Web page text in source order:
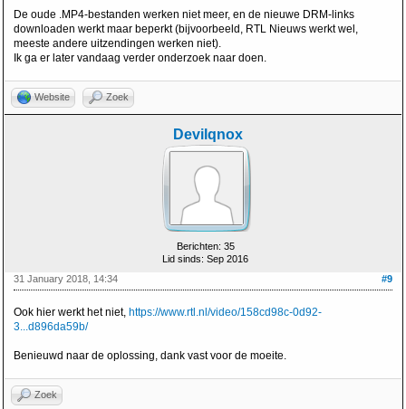
De oude .MP4-bestanden werken niet meer, en de nieuwe DRM-links
downloaden werkt maar beperkt (bijvoorbeeld, RTL Nieuws werkt wel,
meeste andere uitzendingen werken niet).
Ik ga er later vandaag verder onderzoek naar doen.
Website Zoek
Devilqnox
Berichten: 35
Lid sinds: Sep 2016
#9
31 January 2018, 14:34
Ook hier werkt het niet, https://www.rtl.nl/video/158cd98c-0d92-
3...d896da59b/
Benieuwd naar de oplossing, dank vast voor de moeite.
Zoek